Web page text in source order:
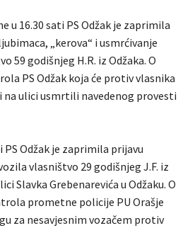
u 16.30 sati PS Odžak je zaprimila
„kerova“ i usmrćivanje
59 godišnjeg H.R. iz Odžaka. O
PS Odžak koja će protiv vlasnika
na ulici usmrtili navedenog provesti
PS Odžak je zaprimila prijavu
vlasništvo 29 godišnjeg J.F. iz
Slavka Grebenarevića u Odžaku. O
prometne policije PU Orašje
za nesavjesnim vozačem protiv